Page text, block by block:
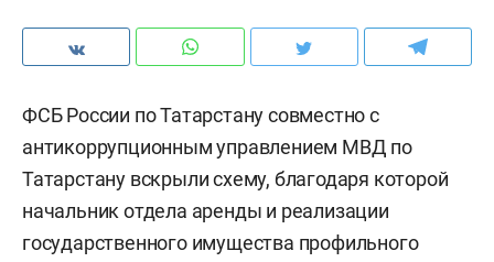
ФСБ России по Татарстану совместно с
антикоррупционным управлением МВД по
Татарстану вскрыли схему, благодаря которой
начальник отдела аренды и реализации
государственного имущества профильного